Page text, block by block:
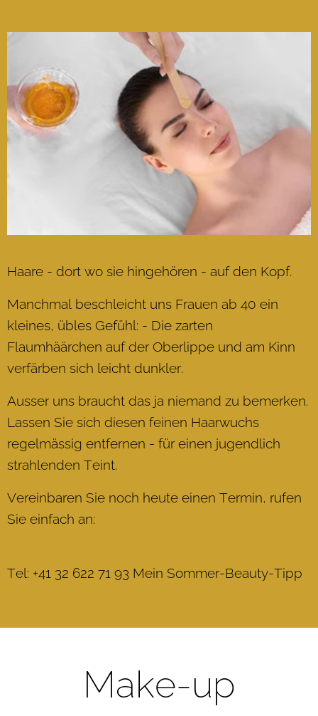
Haare - dort wo sie hingehören - auf den Kopf.
Manchmal beschleicht uns Frauen ab 40 ein
kleines, übles Gefühl: - Die zarten
Flaumhäärchen auf der Oberlippe und am Kinn
verfärben sich leicht dunkler.
Ausser uns braucht das ja niemand zu bemerken.
Lassen Sie sich diesen feinen Haarwuchs
regelmässig entfernen - für einen jugendlich
strahlenden Teint.
Vereinbaren Sie noch heute einen Termin, rufen
Sie einfach an:
Tel: +41 32 622 71 93 Mein Sommer-Beauty-Tipp
Make-up